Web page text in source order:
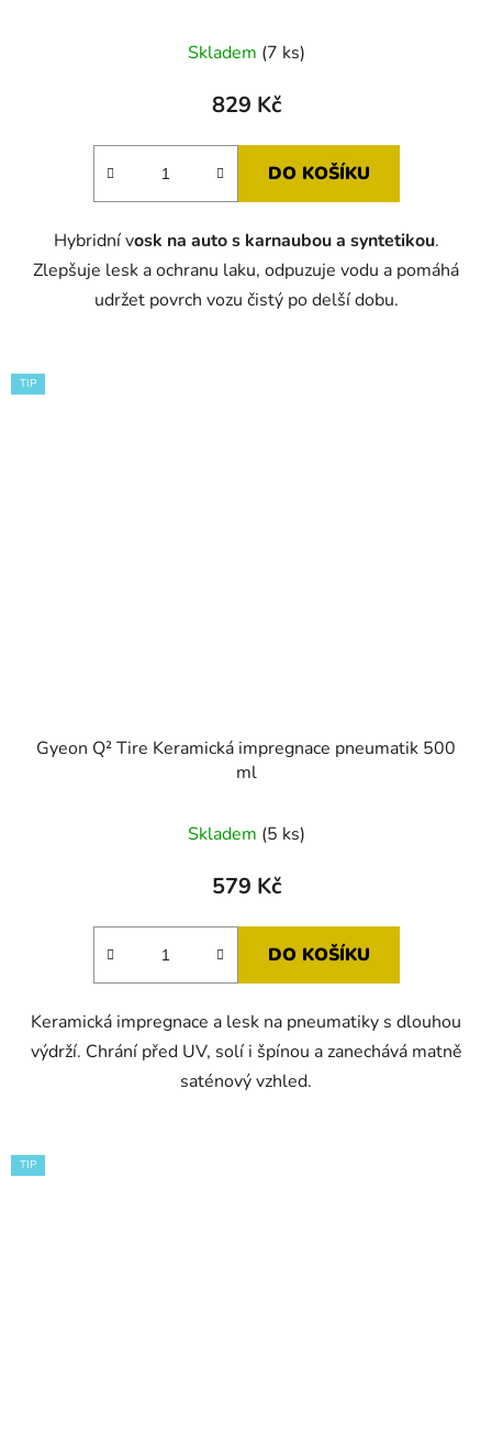
Skladem (7 ks)
829 Kč
DO KOŠÍKU
Hybridní vosk na auto s karnaubou a syntetikou.
Zlepšuje lesk a ochranu laku, odpuzuje vodu a pomáhá
udržet povrch vozu čistý po delší dobu.
TIP
Gyeon Q² Tire Keramická impregnace pneumatik 500
ml
Skladem (5 ks)
579 Kč
DO KOŠÍKU
Keramická impregnace a lesk na pneumatiky s dlouhou
výdrží. Chrání před UV, solí i špínou a zanechává matně
saténový vzhled.
TIP